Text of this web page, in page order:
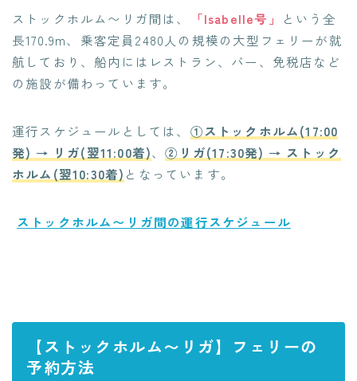
ストックホルム〜リガ間は、 「Isabelle号」
という全
長170.9m、乗客定員2480人の規模の大型フェリーが就
航しており、船内にはレストラン、バー、免税店など
の施設が備わっています。
運行スケジュールとしては、 ①ストックホルム(17:00
発) → リガ(翌11:00着)、②リガ(17:30発) → ストック
ホルム(翌10:30着) となっています。
ストックホルム〜リガ間の運行スケジュール
【ストックホルム〜リガ】フェリーの
予約方法